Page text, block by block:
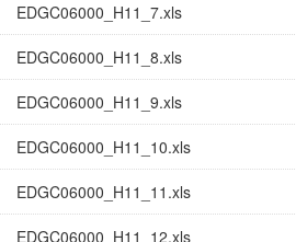
EDGC06000_H11_7.xls
EDGC06000_H11_8.xls
EDGC06000_H11_9.xls
EDGC06000_H11_10.xls
EDGC06000_H11_11.xls
EDGC06000_H11_12.xls